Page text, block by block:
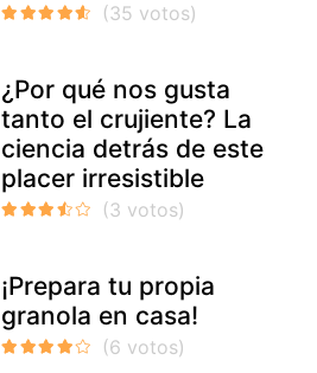
¿Por qué nos gusta
tanto el crujiente? La
ciencia detrás de este
placer irresistible
¡Prepara tu propia
granola en casa!